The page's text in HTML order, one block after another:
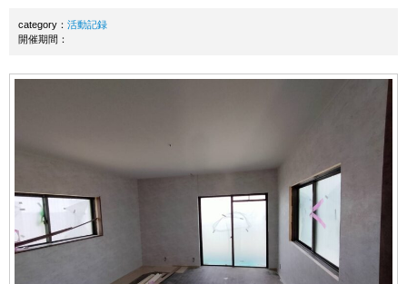
category： 活動記録
開催期間：